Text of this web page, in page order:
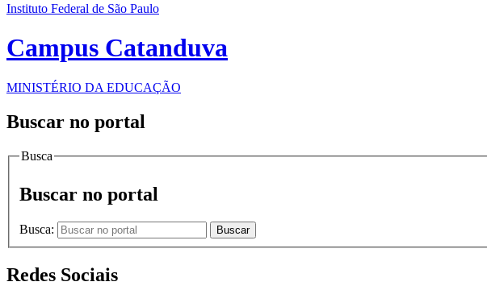
Instituto Federal de São Paulo
Campus Catanduva
MINISTÉRIO DA EDUCAÇÃO
Buscar no portal
Busca
Buscar no portal
Busca: Buscar
Redes Sociais